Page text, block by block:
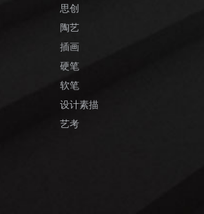
思创
陶艺
插画
硬笔
软笔
设计素描
艺考